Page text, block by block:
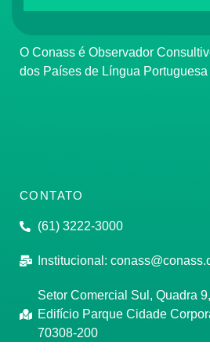
O Conass é Observador Consultivo da Comunidade
dos Países de Língua
CONTATO
(61) 3222-3000
Institucional:
Setor Comercial Sul, Quadra
Edifício Parque Cidade
70308-200